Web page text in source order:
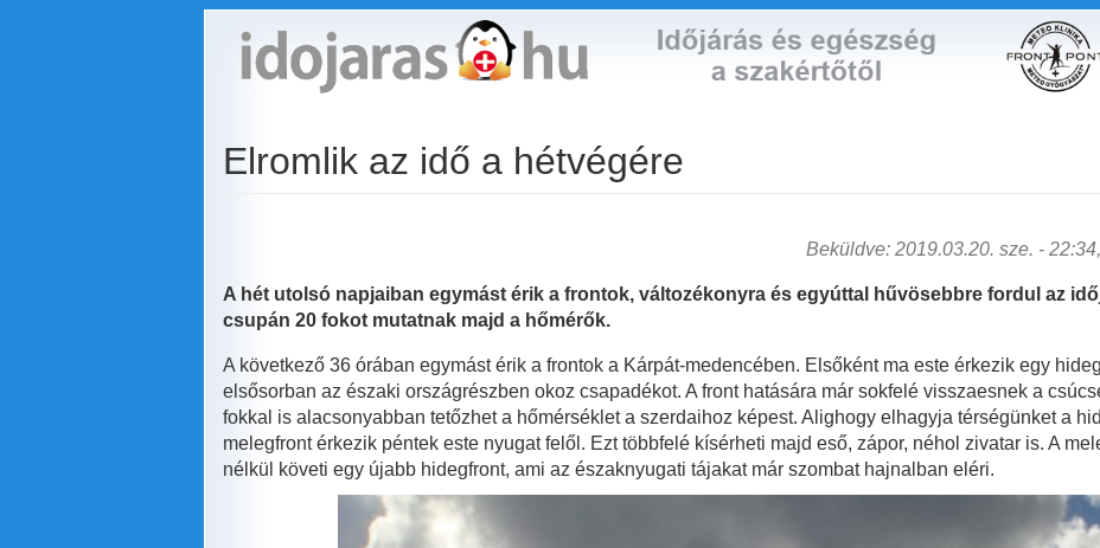
Elromlik az idő a hétvégére
Beküldve: 2019.03.20. sze. -
A hét utolsó napjaiban egymást érik a frontok, változékonyra és egyúttal hűvösebbre fordul az
csupán 20 fokot mutatnak majd a hőmérők.
A következő 36 órában egymást érik a frontok a Kárpát-medencében. Elsőként ma este érkezik egy
elsősorban az északi országrészben okoz csapadékot. A front hatására már sokfelé visszaesnek a
fokkal is alacsonyabban tetőzhet a hőmérséklet a szerdaihoz képest. Alighogy elhagyja térségünket a
melegfront érkezik péntek este nyugat felől. Ezt többfelé kísérheti majd eső, zápor, néhol zivatar is. A
nélkül követi egy újabb hidegfront, ami az északnyugati tájakat már szombat hajnalban eléri.